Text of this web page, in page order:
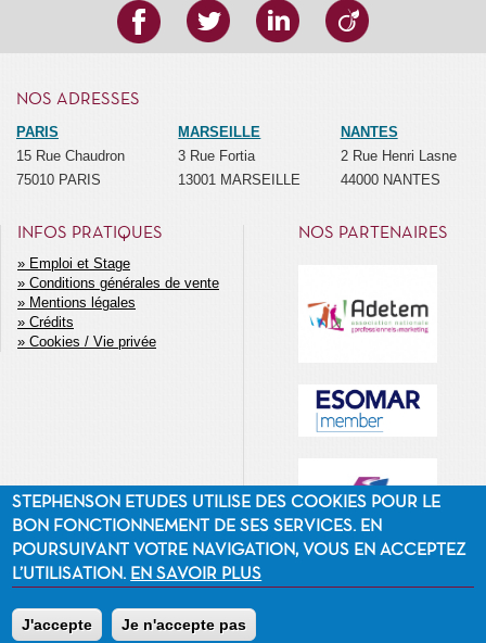
NOS ADRESSES
PARIS
15 Rue Chaudron
75010 PARIS
MARSEILLE
3 Rue Fortia
13001 MARSEILLE
NANTES
2 Rue Henri Lasne
44000 NANTES
INFOS PRATIQUES
MENU
SECONDAIRE
Emploi et Stage
Conditions générales de vente
Mentions légales
Crédits
Cookies / Vie privée
NOS PARTENAIRES
©2014 Stephenson Etudes
STEPHENSON ETUDES UTILISE DES COOKIES POUR LE
BON FONCTIONNEMENT DE SES SERVICES. EN
POURSUIVANT VOTRE NAVIGATION, VOUS EN ACCEPTEZ
L’UTILISATION. EN SAVOIR PLUS
J'accepte Je n'accepte pas